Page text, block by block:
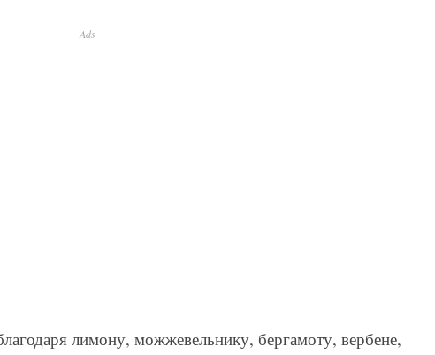
Ads
лимону, можжевельнику, бергамоту, вербене,